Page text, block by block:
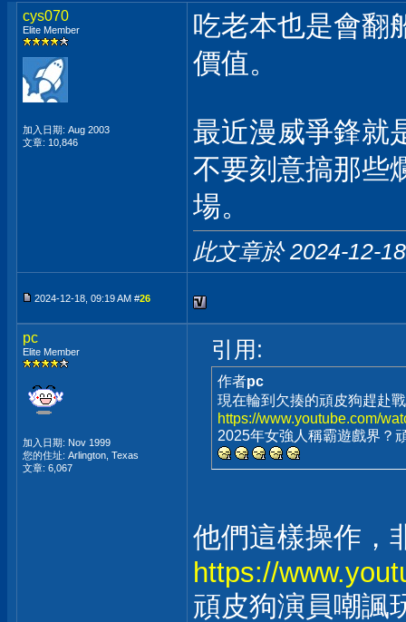
cys070
Elite Member
加入日期: Aug 2003
文章: 10,846
吃老本也是會翻
價值。
最近漫威爭鋒就
不要刻意搞那些
場。
此文章於 2024-12-
2024-12-18, 09:19 AM #26
pc
Elite Member
加入日期: Nov 1999
您的住址: Arlington, Texas
文章: 6,067
引用:
作者pc
現在輪到欠揍的頑皮狗趕赴
https://www.youtube.com/
2025年女強人稱霸遊戲界？
他們這樣操作，
https://
頑皮狗演員嘲諷